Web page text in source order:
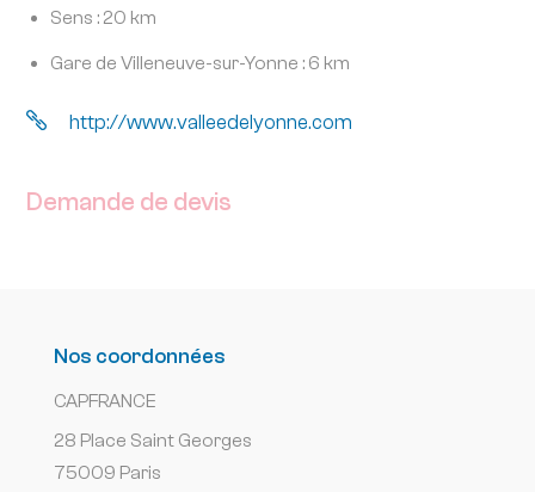
Sens : 20 km
Gare de Villeneuve-sur-Yonne : 6 km
 http://www.valleedelyonne.com
Demande de devis
Nos coordonnées
CAPFRANCE
28 Place Saint Georges
75009 Paris